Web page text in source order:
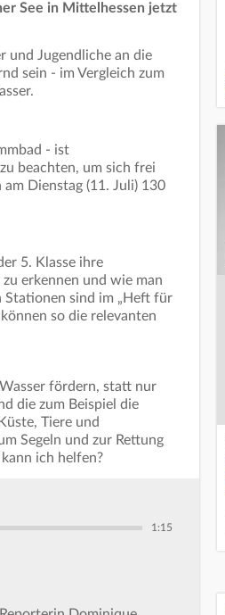
See in Mittelhessen jetzt
und Jugendliche an die
sein - im Vergleich zum
- ist
beachten, um sich frei
Dienstag (11. Juli) 130
5. Klasse ihre
erkennen und wie man
sind im „Heft für
so die relevanten
fördern, statt nur
die zum Beispiel die
Tiere und
Segeln und zur Rettung
ich helfen?
1:15